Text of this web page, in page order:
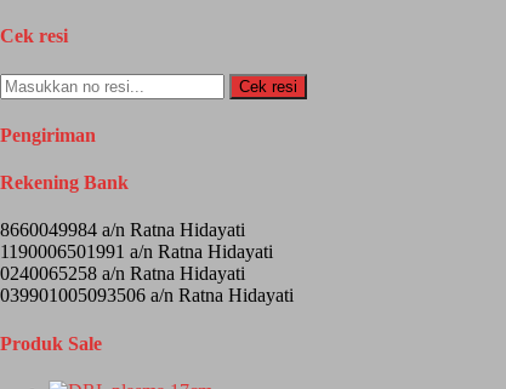
Cek resi
Cek resi
Pengiriman
Rekening Bank
8660049984 a/n Ratna Hidayati
1190006501991 a/n Ratna Hidayati
0240065258 a/n Ratna Hidayati
039901005093506 a/n Ratna Hidayati
Produk Sale